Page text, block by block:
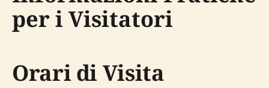
per i Visitatori
Orari di Visita